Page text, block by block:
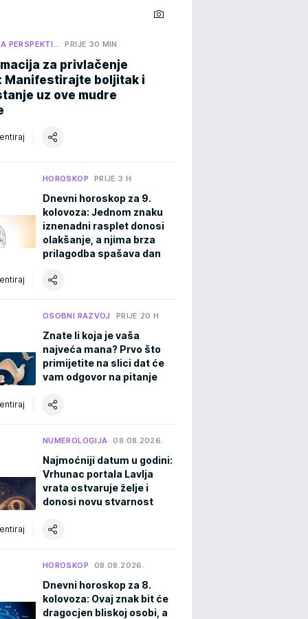
PERSPEKTI… PRIJE 30 MIN
za privlačenje
Manifestirajte boljitak i
uz ove mudre
HOROSKOP PRIJE 3 H
Dnevni horoskop za 9.
kolovoza: Jednom znaku
iznenadni rasplet donosi
olakšanje, a njima brza
prilagodba spašava dan
OSOBNI RAZVOJ PRIJE 20 H
Znate li koja je vaša
najveća mana? Prvo što
primijetite na slici dat će
vam odgovor na pitanje
NUMEROLOGIJA 08.08.2026.
Najmoćniji datum u godini:
Vrhunac portala Lavlja
vrata ostvaruje želje i
donosi novu stvarnost
HOROSKOP 08.08.2026.
Dnevni horoskop za 8.
kolovoza: Ovaj znak bit će
dragocjen bliskoj osobi, a